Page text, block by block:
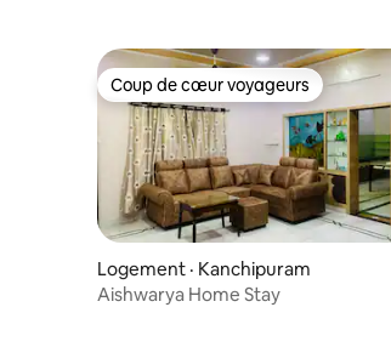
Coup de cœur voyageurs
Coup de cœur voyageurs
Logement · Kanchipuram
Aishwarya Home Stay